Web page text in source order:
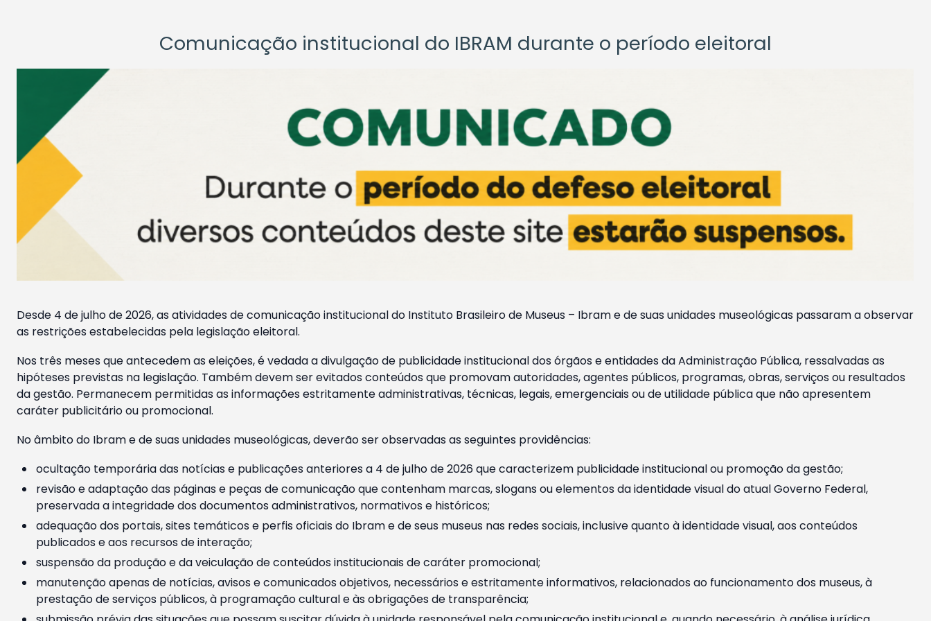
Comunicação institucional do IBRAM durante o período eleitoral
Desde 4 de julho de 2026, as atividades de comunicação institucional do Instituto Brasileiro de Museus – Ibram e de suas unidades museológicas passaram a observar
as restrições estabelecidas pela legislação eleitoral.
Nos três meses que antecedem as eleições, é vedada a divulgação de publicidade institucional dos órgãos e entidades da Administração Pública, ressalvadas as
hipóteses previstas na legislação. Também devem ser evitados conteúdos que promovam autoridades, agentes públicos, programas, obras, serviços ou resultados
da gestão. Permanecem permitidas as informações estritamente administrativas, técnicas, legais, emergenciais ou de utilidade pública que não apresentem
caráter publicitário ou promocional.
No âmbito do Ibram e de suas unidades museológicas, deverão ser observadas as seguintes providências:
ocultação temporária das notícias e publicações anteriores a 4 de julho de 2026 que caracterizem publicidade institucional ou promoção da gestão;
revisão e adaptação das páginas e peças de comunicação que contenham marcas, slogans ou elementos da identidade visual do atual Governo Federal,
preservada a integridade dos documentos administrativos, normativos e históricos;
adequação dos portais, sites temáticos e perfis oficiais do Ibram e de seus museus nas redes sociais, inclusive quanto à identidade visual, aos conteúdos
publicados e aos recursos de interação;
suspensão da produção e da veiculação de conteúdos institucionais de caráter promocional;
manutenção apenas de notícias, avisos e comunicados objetivos, necessários e estritamente informativos, relacionados ao funcionamento dos museus, à
prestação de serviços públicos, à programação cultural e às obrigações de transparência;